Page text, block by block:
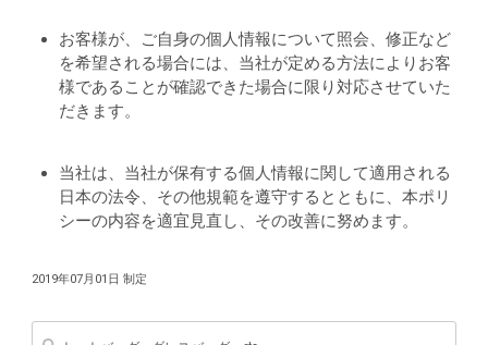
お客様が、ご自身の個人情報について照会、修正など
を希望される場合には、当社が定める方法によりお客
様であることが確認できた場合に限り対応させていた
だきます。
当社は、当社が保有する個人情報に関して適用される
日本の法令、その他規範を遵守するとともに、本ポリ
シーの内容を適宜見直し、その改善に努めます。
2019年07月01日 制定